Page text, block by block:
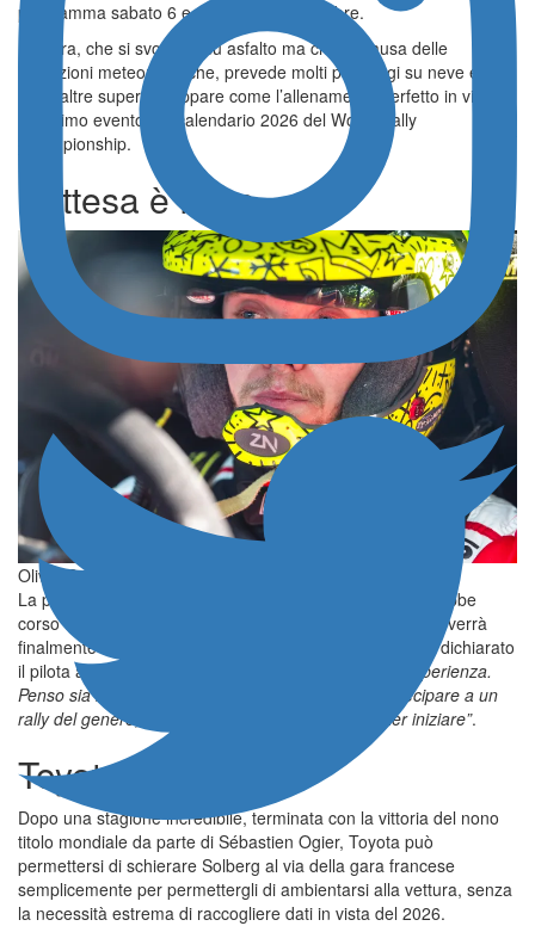
programma sabato 6 e domenica 7 dicembre.
La gara, che si svolgerà su asfalto ma che, a causa delle
condizioni meteorologiche, prevede molti passaggi su neve e
varie altre superfici, appare come l’allenamento perfetto in vista
del primo evento del calendario 2026 del World Rally
Championship.
L’attesa è finita
Oliver Solberg durante il Rally d’Estonia
La pazienza di Solberg che, per quanto gli riguarda, avrebbe
corso con la Yaris GR Rally1 fino alla fine della stagione, verrà
finalmente ripagata. “
– ha dichiarato
il pilota ai microfoni di
Sono felice di fare esperienza.
Penso sia importante, in vista del Monte Carlo, partecipare a un
rally del genere, e sono molto emozionato nel poter iniziare”.
Toyota-Hyundai
Dopo una stagione incredibile, terminata con la vittoria del nono
titolo mondiale da parte di Sébastien Ogier, Toyota può
permettersi di schierare Solberg al via della gara francese
semplicemente per permettergli di ambientarsi alla vettura, senza
la necessità estrema di raccogliere dati in vista del 2026.